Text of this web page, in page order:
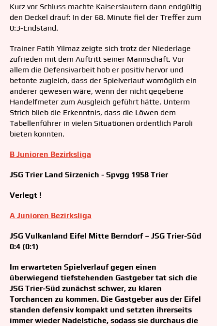
Kurz vor Schluss machte Kaiserslautern dann endgültig
den Deckel drauf: In der 68. Minute fiel der Treffer zum
0:3-Endstand.
Trainer Fatih Yilmaz zeigte sich trotz der Niederlage
zufrieden mit dem Auftritt seiner Mannschaft. Vor
allem die Defensivarbeit hob er positiv hervor und
betonte zugleich, dass der Spielverlauf womöglich ein
anderer gewesen wäre, wenn der nicht gegebene
Handelfmeter zum Ausgleich geführt hätte. Unterm
Strich blieb die Erkenntnis, dass die Löwen dem
Tabellenführer in vielen Situationen ordentlich Paroli
bieten konnten.
B Junioren Bezirksliga
JSG Trier Land Sirzenich - Spvgg 1958 Trier
Verlegt !
A Junioren Bezirksliga
JSG Vulkanland Eifel Mitte Berndorf – JSG Trier-Süd
0:4 (0:1)
Im erwarteten Spielverlauf gegen einen
überwiegend tiefstehenden Gastgeber tat sich die
JSG Trier-Süd zunächst schwer, zu klaren
Torchancen zu kommen. Die Gastgeber aus der Eifel
standen defensiv kompakt und setzten ihrerseits
immer wieder Nadelstiche, sodass sie durchaus die